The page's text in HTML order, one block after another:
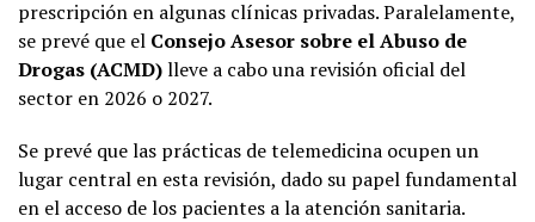
prescripción en algunas clínicas privadas. Paralelamente,
se prevé que el Consejo Asesor sobre el Abuso de
Drogas (ACMD)lleve a cabo una revisión oficial del
sector en 2026 o 2027.
Se prevé que las prácticas de telemedicina ocupen un
lugar central en esta revisión, dado su papel fundamental
en el acceso de los pacientes a la atención sanitaria.